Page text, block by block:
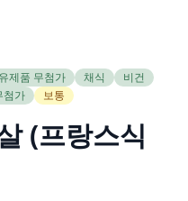
유제품 무첨가 채식
비건
첨가 보통
(프랑스식